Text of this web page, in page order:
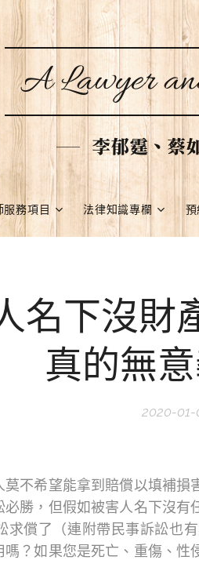
A Lawyer
李郁霆、蔡
服務項目 法律知識專欄
名下沒財
真的無
2020-01-
不希望能拿到賠償以填補損
勝，但假如被害人名下沒
求償了（連附帶民事訴訟也
？如果您是死亡、重傷、